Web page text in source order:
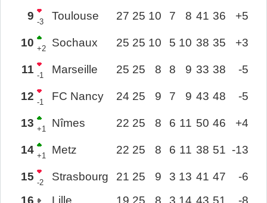
9 -3 Toulouse 27 25 10 7 8 41 36 +5
10 +2 Sochaux 25 25 10 5 10 38 35 +3
11 -1 Marseille 25 25 8 8 9 33 38 -5
12 -1 FC Nancy 24 25 9 7 9 43 48 -5
13 +1 Nîmes 22 25 8 6 11 50 46 +4
14 +1 Metz 22 25 8 6 11 38 51 -13
15 -2 Strasbourg 21 25 9 3 13 41 47
-6
16
Lille 19 25 8 3 14 43 51
-8